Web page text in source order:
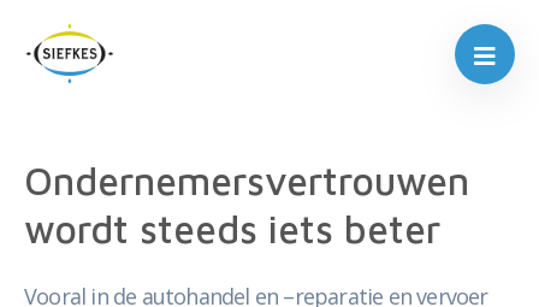
Ondernemersvertrouwen
wordt steeds iets beter
Vooral in de autohandel en –reparatie en vervoer